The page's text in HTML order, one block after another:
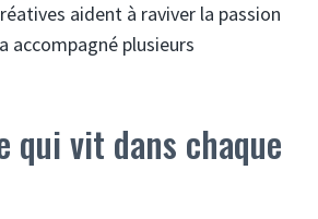
aident à raviver la passion
accompagné plusieurs
qui vit dans chaque